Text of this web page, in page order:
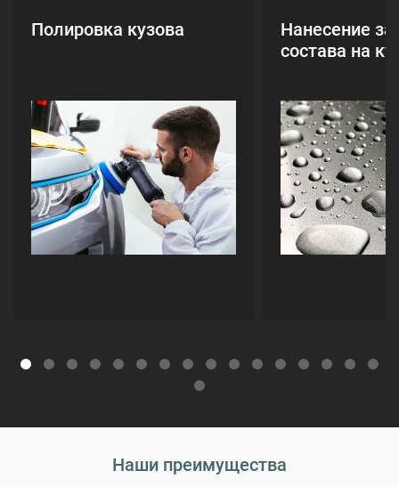
Полировка кузова
Нанесение
состава на
Наши преимущества